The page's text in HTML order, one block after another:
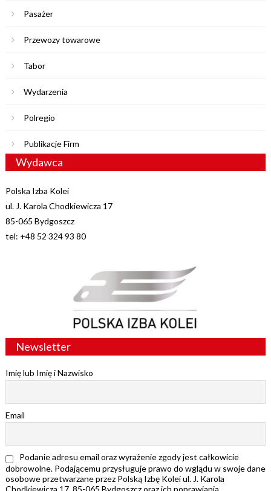
Pasażer
Przewozy towarowe
Tabor
Wydarzenia
Polregio
Publikacje Firm
Wydawca
Polska Izba Kolei
ul. J. Karola Chodkiewicza 17
85-065 Bydgoszcz
tel: +48 52 324 93 80
Newsletter
Imię lub Imię i Nazwisko
Email
Podanie adresu email oraz wyrażenie zgody jest całkowicie
dobrowolne. Podającemu przysługuje prawo do wglądu w swoje dane
osobowe przetwarzane przez Polską Izbę Kolei ul. J. Karola
Chodkiewicza 17, 85-065 Bydgoszcz oraz ich poprawiania.